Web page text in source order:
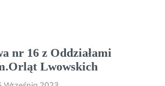
nr 16 z Oddziałami
Lwowskich